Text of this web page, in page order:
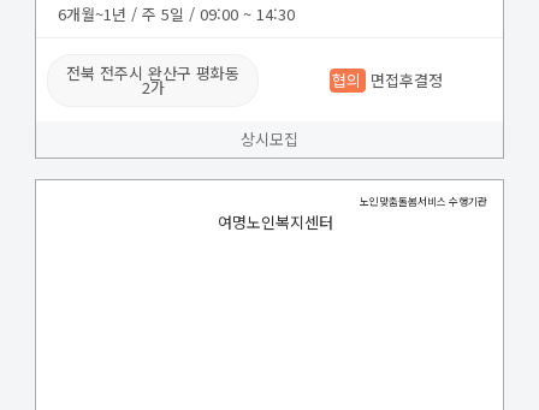
6개월~1년 / 주 5일 / 09:00 ~ 14:30
전북 전주시 완산구 평화동
2가 협의 면접후결정
상시모집
노인맞춤돌봄서비스 수행기관
여명노인복지센터